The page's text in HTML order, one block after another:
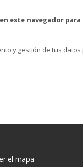
este navegador
y gestión de tus
el mapa